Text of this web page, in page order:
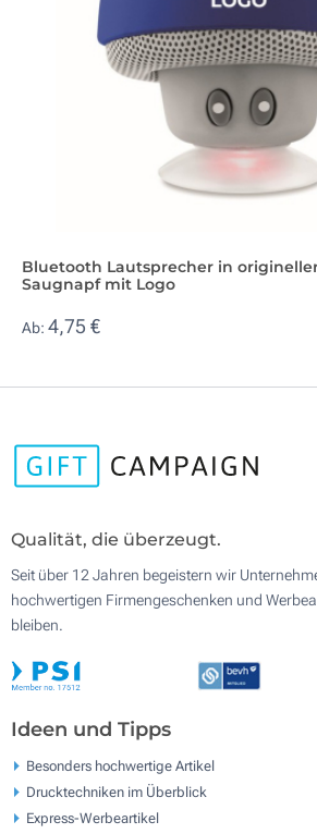
Bluetooth Lautsprecher in
Saugnapf mit Logo
Ab: 4,75 €
Qualität, die überzeugt.
Seit über 12 Jahren begeistern wir
hochwertigen Firmengeschenken und
bleiben.
Ideen und Tipps
Besonders hochwertige Artikel
Drucktechniken im Überblick
Express-Werbeartikel